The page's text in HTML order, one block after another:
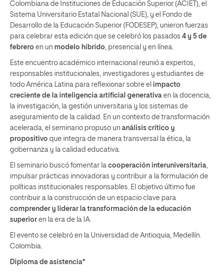
Colombiana de Instituciones de Educación Superior (ACIET), el
Sistema Universitario Estatal Nacional (SUE), y el Fondo de
Desarrollo de la Educación Superior (FODESEP), unieron fuerzas
para celebrar esta edición que se celebró los pasados 4 y 5 de
febrero en un modelo híbrido, presencial y en línea.
Este encuentro académico internacional reunió a expertos,
responsables institucionales, investigadores y estudiantes de
todo América Latina para reflexionar sobre el impacto
creciente de la inteligencia artificial generativa en la docencia,
la investigación, la gestión universitaria y los sistemas de
aseguramiento de la calidad. En un contexto de transformación
acelerada, el seminario propuso un análisis crítico y
propositivo que integra de manera transversal la ética, la
gobernanza y la calidad educativa.
El seminario buscó fomentar la cooperación interuniversitaria,
impulsar prácticas innovadoras y contribuir a la formulación de
políticas institucionales responsables. El objetivo último fue
contribuir a la construcción de un espacio clave para
comprender y liderar la transformación de la educación
superior en la era de la IA.
El evento se celebró en la Universidad de Antioquia, Medellín.
Colombia.
Diploma de asistencia*